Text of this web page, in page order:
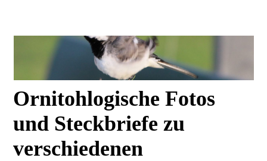
Ornitohlogische Fotos
und Steckbriefe zu
verschiedenen